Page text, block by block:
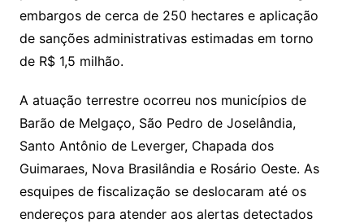
embargos de cerca de 250 hectares e aplicação
de sanções administrativas estimadas em torno
de R$ 1,5 milhão.
A atuação terrestre ocorreu nos municípios de
Barão de Melgaço, São Pedro de Joselândia,
Santo Antônio de Leverger, Chapada dos
Guimaraes, Nova Brasilândia e Rosário Oeste. As
esquipes de fiscalização se deslocaram até os
endereços para atender aos alertas detectados